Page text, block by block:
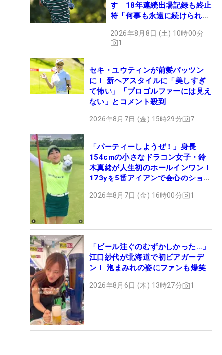
す 18年連続出場記録も終止
符「何事も永遠に続けられな
2026年8月8日 (土) 10時00分
1
セキ・ユウティンが前髪パッツン
に！ 新ヘアスタイルに「美しすぎ
て怖い」「プロゴルファーには見え
ない」とコメント殺到
2026年8月7日 (金) 15時29分 7
「パーティーしようぜ！」身長
154cmの小さなドラコン女子・鈴
木真緒が人生初のホールインワン！
173yを5番アイアンで会心のショッ
2026年8月7日 (金) 16時00分 1
「ビール注ぐのむずかしかった…」
江口紗代が北海道で初ビアガーデ
ン！ 泡まみれの姿にファンも爆笑
2026年8月6日 (木) 13時27分 1